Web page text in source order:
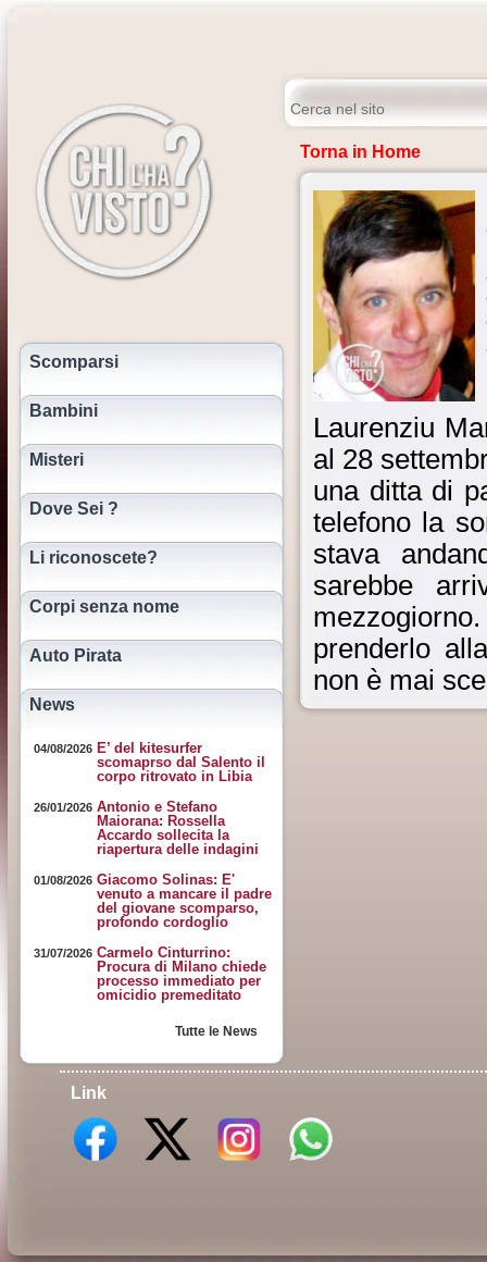
Scomparsi
Bambini
Misteri
Dove Sei ?
Li riconoscete?
Corpi senza nome
Auto Pirata
News
04/08/2026 E’ del kitesurfer
scomaprso dal Salento il
corpo ritrovato in Libia
26/01/2026 Antonio e Stefano
Maiorana: Rossella
Accardo sollecita la
riapertura delle indagini
01/08/2026 Giacomo Solinas: E'
venuto a mancare il padre
del giovane scomparso,
profondo cordoglio
31/07/2026 Carmelo Cinturrino:
Procura di Milano chiede
processo immediato per
omicidio premeditato
Tutte le News
Torna in Home
Laurenziu
al 28
una ditta di
telefono la
stava
sarebbe
prenderlo
non è mai
Link